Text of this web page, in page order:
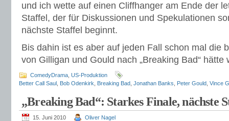
und ich wette auf einen Cliffhanger am Ende der
Staffel, der für Diskussionen und Spekulationen
nächste Staffel beginnt.
Bis dahin ist es aber auf jeden Fall schon mal die
von Gilligan und Gould nach „Breaking Bad“ hätte
ComedyDrama US-Produktion
Better Call Saul Bob Odenkirk Breaking Bad Jonathan Banks Peter Gould Vince
„Breaking Bad“: Starkes Finale, nächste
15. Juni 2010 Oliver Nagel